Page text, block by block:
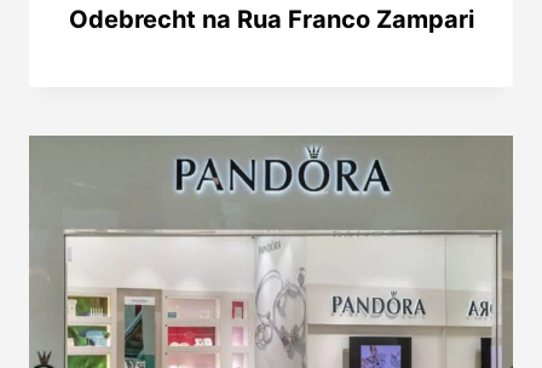
Odebrecht na Rua Franco Zampari